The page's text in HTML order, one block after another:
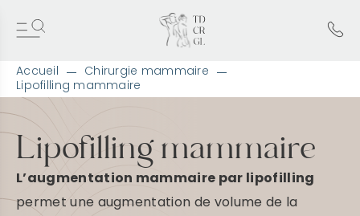
Accueil
Chirurgie mammaire
Lipofilling mammaire
l
i
Lipofilling mammaire
L’augmentation mammaire par lipofilling
permet une augmentation de volume de la